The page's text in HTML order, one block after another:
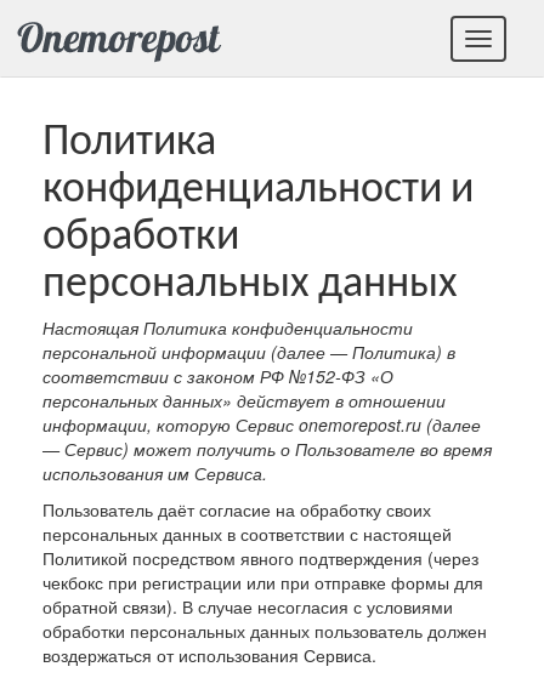
Меню
Политика
конфиденциальности и
обработки
персональных данных
Настоящая Политика конфиденциальности
персональной информации (далее — Политика) в
соответствии с законом РФ №152-ФЗ «О
персональных данных» действует в отношении
информации, которую Сервис onemorepost.ru (далее
— Сервис) может получить о Пользователе во время
использования им Сервиса.
Пользователь даёт согласие на обработку своих
персональных данных в соответствии с настоящей
Политикой посредством явного подтверждения (через
чекбокс при регистрации или при отправке формы для
обратной связи). В случае несогласия с условиями
обработки персональных данных пользователь должен
воздержаться от использования Сервиса.